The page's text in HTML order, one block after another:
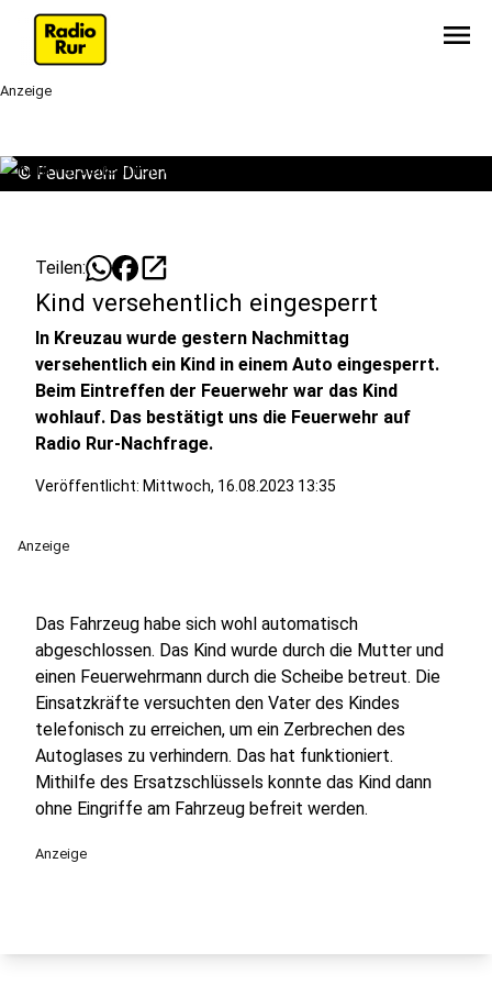
menu
Anzeige
© Feuerwehr Düren
Teilen: open_in_new
Kind versehentlich eingesperrt
In Kreuzau wurde gestern Nachmittag
versehentlich ein Kind in einem Auto eingesperrt.
Beim Eintreffen der Feuerwehr war das Kind
wohlauf. Das bestätigt uns die Feuerwehr auf
Radio Rur-Nachfrage.
Veröffentlicht: Mittwoch, 16.08.2023 13:35
Anzeige
Das Fahrzeug habe sich wohl automatisch
abgeschlossen. Das Kind wurde durch die Mutter und
einen Feuerwehrmann durch die Scheibe betreut. Die
Einsatzkräfte versuchten den Vater des Kindes
telefonisch zu erreichen, um ein Zerbrechen des
Autoglases zu verhindern. Das hat funktioniert.
Mithilfe des Ersatzschlüssels konnte das Kind dann
ohne Eingriffe am Fahrzeug befreit werden.
Anzeige